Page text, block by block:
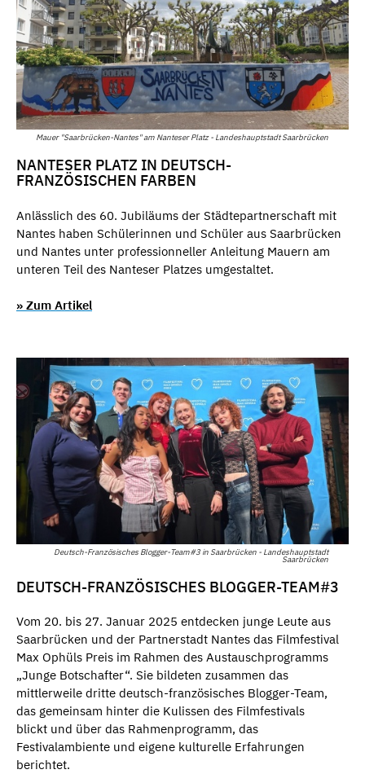
Mauer "Saarbrücken-Nantes" am Nanteser Platz - Landeshauptstadt Saarbrücken
NANTESER PLATZ IN DEUTSCH-
FRANZÖSISCHEN FARBEN
Anlässlich des 60. Jubiläums der Städtepartnerschaft mit
Nantes haben Schülerinnen und Schüler aus Saarbrücken
und Nantes unter professionneller Anleitung Mauern am
unteren Teil des Nanteser Platzes umgestaltet.
» Zum Artikel
Deutsch-Französisches Blogger-Team#3 in Saarbrücken - Landeshauptstadt
Saarbrücken
DEUTSCH-FRANZÖSISCHES BLOGGER-TEAM#3
Vom 20. bis 27. Januar 2025 entdecken junge Leute aus
Saarbrücken und der Partnerstadt Nantes das Filmfestival
Max Ophüls Preis im Rahmen des Austauschprogramms
„Junge Botschafter“. Sie bildeten zusammen das
mittlerweile dritte deutsch-französisches Blogger-Team,
das gemeinsam hinter die Kulissen des Filmfestivals
blickt und über das Rahmenprogramm, das
Festivalambiente und eigene kulturelle Erfahrungen
berichtet.